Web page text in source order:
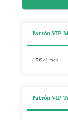
Patrón VIP
3,5€ al mes
Patrón VIP